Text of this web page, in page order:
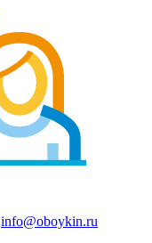
info@oboykin.ru